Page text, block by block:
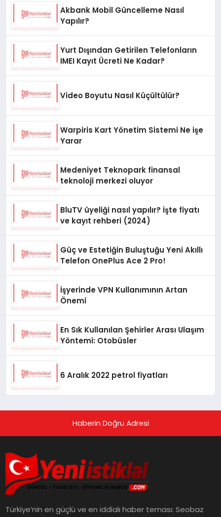
Akbank Mobil Güncelleme Nasıl
Yapılır?
Yurt Dışından Getirilen Telefonların
IMEI Kayıt Ücreti Ne Kadar?
Video Boyutu Nasıl Küçültülür?
Warpiris Kart Yönetim Sistemi Ne işe
Yarar
Medeniyet Teknopark finansal
teknoloji merkezi oluyor
BluTV üyeliği nasıl yapılır? İşte fiyatı
ve kayıt rehberi (2024)
Güç ve Estetiğin Buluştuğu Yeni Akıllı
Telefon OnePlus Ace 2 Pro!
İşyerinde VPN Kullanımının Artan
Önemi
En Sık Kullanılan Şehirler Arası Ulaşım
Yöntemi: Otobüsler
6 Aralık 2022 petrol fiyatları
Haberin Doğru Adresi
Türkiye’nin en güçlü ve en iddialı haber teması: Seobaz